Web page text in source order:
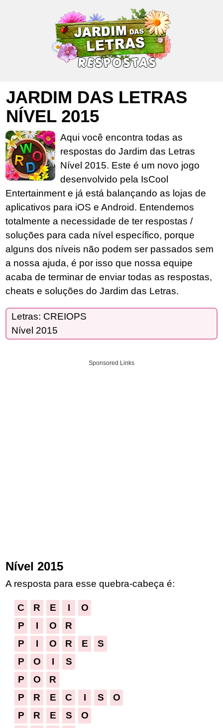
JARDIM DAS LETRAS
NÍVEL 2015
Aqui você encontra todas as
respostas do Jardim das Letras
Nível 2015. Este é um novo jogo
desenvolvido pela IsCool
Entertainment e já está balançando as lojas de
aplicativos para iOS e Android. Entendemos
totalmente a necessidade de ter respostas /
soluções para cada nível específico, porque
alguns dos níveis não podem ser passados sem
a nossa ajuda, é por isso que nossa equipe
acaba de terminar de enviar todas as respostas,
cheats e soluções do Jardim das Letras.
Letras: CREIOPS
Nível 2015
Sponsored Links
Nível 2015
A resposta para esse quebra-cabeça é:
C R E I
O
P
I O
R
P
I O R E
S
P
O I
S
P
O
R
P
R E C I S
O
P
R E S
O